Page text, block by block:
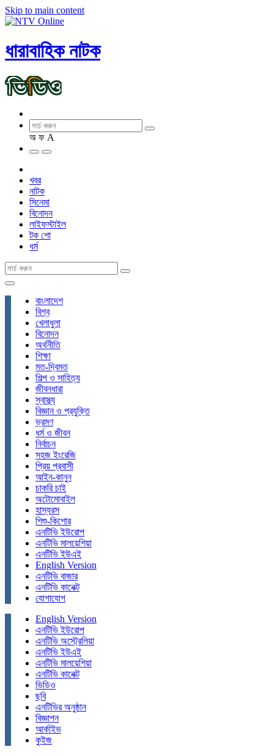
Skip to main content
ধারাবাহিক নাটক
অ ফ A
খবর
নাটক
সিনেমা
বিনোদন
লাইফস্টাইল
টক শো
ধর্ম
বাংলাদেশ
বিশ্ব
খেলাধুলা
বিনোদন
অর্থনীতি
শিক্ষা
মত-দ্বিমত
শিল্প ও সাহিত্য
জীবনধারা
স্বাস্থ্য
বিজ্ঞান ও প্রযুক্তি
ভ্রমণ
ধর্ম ও জীবন
নির্বাচন
সহজ ইংরেজি
প্রিয় প্রবাসী
আইন-কানুন
চাকরি চাই
অটোমোবাইল
হাস্যরস
শিশু-কিশোর
এনটিভি ইউরোপ
এনটিভি মালয়েশিয়া
এনটিভি ইউএই
English Version
এনটিভি বাজার
এনটিভি কানেক্ট
যোগাযোগ
English Version
এনটিভি ইউরোপ
এনটিভি অস্ট্রেলিয়া
এনটিভি ইউএই
এনটিভি মালয়েশিয়া
এনটিভি কানেক্ট
ভিডিও
ছবি
এনটিভির অনুষ্ঠান
বিজ্ঞাপন
আর্কাইভ
কুইজ